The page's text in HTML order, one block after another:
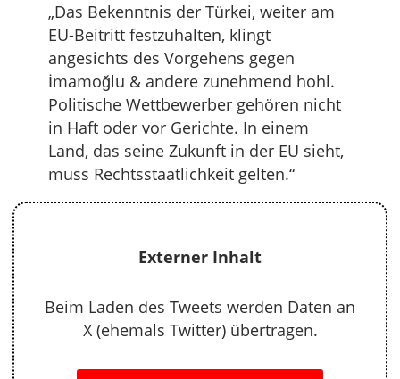
„Das Bekenntnis der Türkei, weiter am
EU-Beitritt festzuhalten, klingt
angesichts des Vorgehens gegen
İmamoğlu & andere zunehmend hohl.
Politische Wettbewerber gehören nicht
in Haft oder vor Gerichte. In einem
Land, das seine Zukunft in der EU sieht,
muss Rechtsstaatlichkeit gelten.“
Externer Inhalt
Beim Laden des Tweets werden Daten an
X (ehemals Twitter) übertragen.